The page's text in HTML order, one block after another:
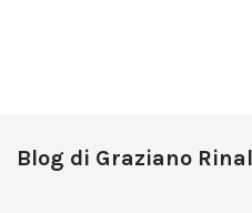
Blog di Graziano